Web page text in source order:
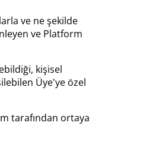
ve ne şekilde
ve Platform
kişisel
Üye'ye özel
tarafından ortaya